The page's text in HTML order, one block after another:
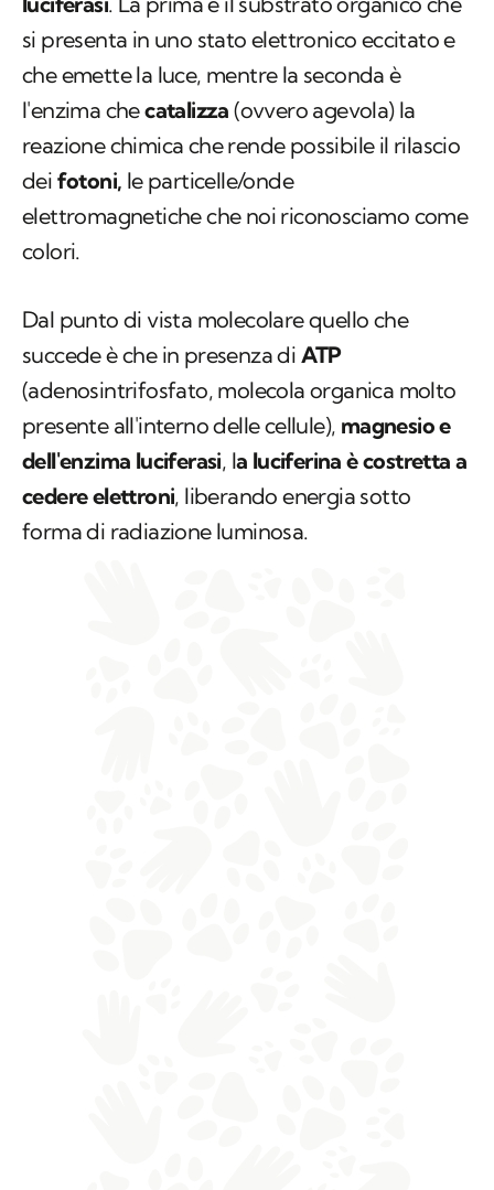
si presenta in uno stato elettronico eccitato e
che emette la luce, mentre la seconda è
l'enzima checatalizza (ovvero agevola) la
reazione chimica che rende possibile il rilascio
dei fotoni, le particelle/onde
elettromagnetiche che noi riconosciamo come
colori.
Dal punto di vista molecolare quello che
succede è che in presenza di ATP
(adenosintrifosfato, molecola organica molto
presente all'interno delle cellule), magnesio e
dell'enzima luciferasi, la luciferina è costretta a
cedere elettroni, liberando energia sotto
forma di radiazione luminosa.